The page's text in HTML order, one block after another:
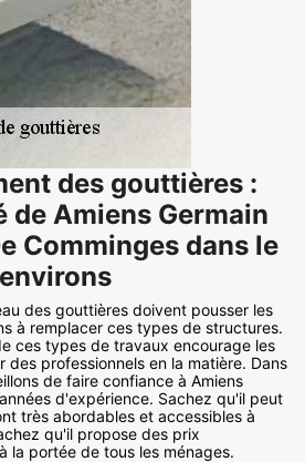
des gouttières :
de Amiens Germain
Comminges dans le
des gouttières doivent pousser les
à remplacer ces types de structures.
ces types de travaux encourage les
professionnels en la matière. Dans
de faire confiance à Amiens
d'expérience. Sachez qu'il peut
très abordables et accessibles à
qu'il propose des prix
la portée de tous les ménages.